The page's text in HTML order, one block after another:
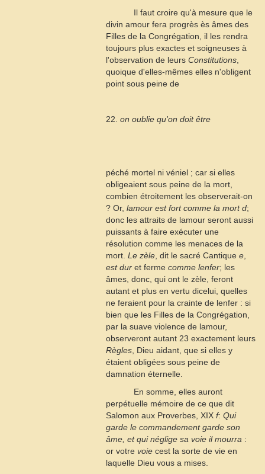
Il faut croire qu'à mesure que le
divin amour fera progrès ès âmes des
Filles de la Congrégation, il les rendra
toujours plus exactes et soigneuses à
l'observation de leurs Constitutions
quoique d'elles-mêmes elles n'obligent
point sous peine de
22. on oublie qu'on doit être
péché mortel ni véniel ; car si elles
obligeaient sous peine de la mort,
combien étroitement les observerait-on
? Or, lamour est fort comme la mort d;
donc les attraits de lamour seront aussi
puissants à faire exécuter une
résolution comme les menaces de la
mort. Le zèle , dit le sacré Cantique e
est dur et ferme comme lenfer; les
âmes, donc, qui ont le zèle, feront
autant et plus en vertu dicelui, quelles
ne feraient pour la crainte de lenfer : si
bien que les Filles de la Congrégation,
par la suave violence de lamour,
observeront autant 23 exactement leurs
Règles , Dieu aidant, que si elles y
étaient obligées sous peine de
damnation éternelle.
En somme, elles auront
perpétuelle mémoire de ce que dit
Salomon aux Proverbes, XIX f: Qui
garde le commandement garde son
âme, et qui néglige sa voie il mourra :
or votre voie cest la sorte de vie en
laquelle Dieu vous a mises.